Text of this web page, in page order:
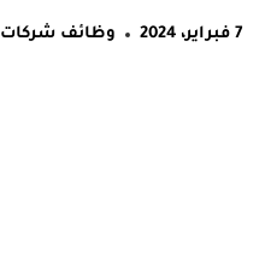
7 فبراير، 2024 وظائف شركات